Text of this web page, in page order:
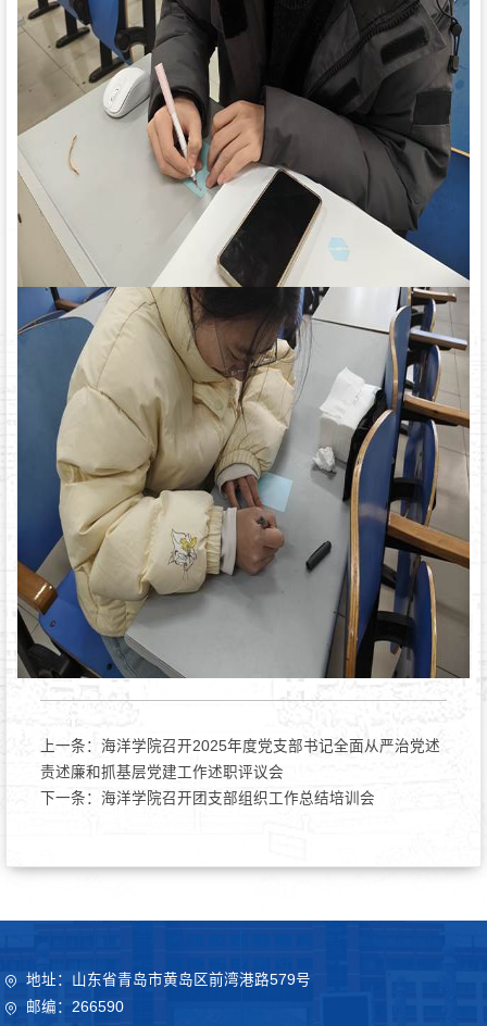
上一条： 海洋学院召开2025年度党支部书记全面从严治党述
责述廉和抓基层党建工作述职评议会
下一条： 海洋学院召开团支部组织工作总结培训会
地址：山东省青岛市黄岛区前湾港路579号
邮编：266590